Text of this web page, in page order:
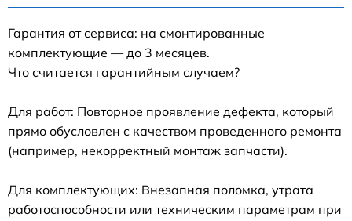
Гарантия от сервиса: на смонтированные
комплектующие — до 3 месяцев.
Что считается гарантийным случаем?
Для работ: Повторное проявление дефекта, который
прямо обусловлен с качеством проведенного ремонта
(например, некорректный монтаж запчасти).
Для комплектующих: Внезапная поломка, утрата
работоспособности или техническим параметрам при